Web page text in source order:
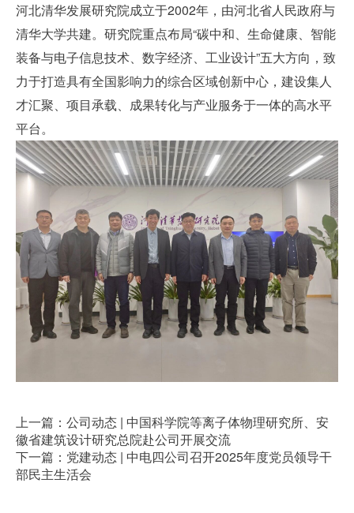
河北清华发展研究院成立于2002年，由河北省人民政府与
清华大学共建。研究院重点布局“碳中和、生命健康、智能
装备与电子信息技术、数字经济、工业设计”五大方向，致
力于打造具有全国影响力的综合区域创新中心，建设集人
才汇聚、项目承载、成果转化与产业服务于一体的高水平
平台。
上一篇：公司动态 | 中国科学院等离子体物理研究所、安
徽省建筑设计研究总院赴公司开展交流
下一篇：党建动态 | 中电四公司召开2025年度党员领导干
部民主生活会